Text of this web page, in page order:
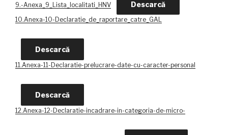
9.-Anexa_9_Lista_localitati_HNV Descarcă
10.Anexa-10-Declaratie_de_raportare_catre_GAL
Descarcă
11.Anexa-11-Declaratie-prelucrare-date-cu-caracter-personal
Descarcă
12.Anexa-12-Declaratie-incadrare-in-categoria-de-micro-